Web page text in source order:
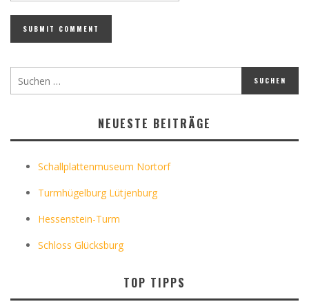
NEUESTE BEITRÄGE
Schallplattenmuseum Nortorf
Turmhügelburg Lütjenburg
Hessenstein-Turm
Schloss Glücksburg
TOP TIPPS